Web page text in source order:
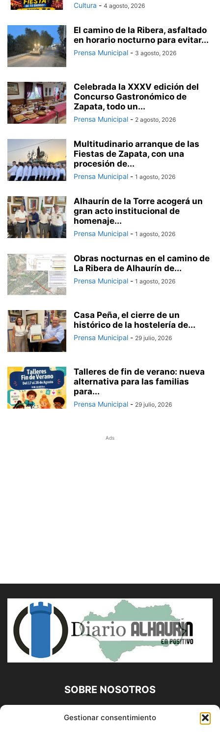
Gestionar consentimiento
Cultura - 4 agosto, 2026
El camino de la Ribera, asfaltado
en horario nocturno para evitar...
Prensa Municipal - 3 agosto, 2026
Celebrada la XXXV edición del
Concurso Gastronómico de
Zapata, todo un...
Prensa Municipal - 2 agosto, 2026
Multitudinario arranque de las
Fiestas de Zapata, con una
procesión de...
Prensa Municipal - 1 agosto, 2026
Alhaurín de la Torre acogerá un
gran acto institucional de
homenaje...
Prensa Municipal - 1 agosto, 2026
Obras nocturnas en el camino de
La Ribera de Alhaurín de...
Prensa Municipal - 1 agosto, 2026
Casa Peña, el cierre de un
histórico de la hostelería de...
Prensa Municipal - 29 julio, 2026
Talleres de fin de verano: nueva
alternativa para las familias
para...
Prensa Municipal - 29 julio, 2026
Ads
SOBRE NOSOTROS
Diario Alhaurín (www.alhaurindelatorre.com) Propiedad de
Francisco E. López López | 639 95 71 95 | Noticias de